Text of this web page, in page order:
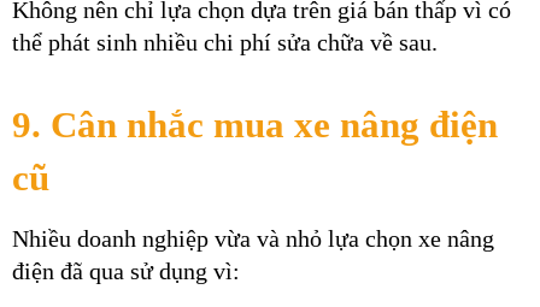
Không nên chỉ lựa chọn dựa trên giá bán thấp vì có
thể phát sinh nhiều chi phí sửa chữa về sau.
9. Cân nhắc mua xe nâng điện
cũ
Nhiều doanh nghiệp vừa và nhỏ lựa chọn xe nâng
điện đã qua sử dụng vì: